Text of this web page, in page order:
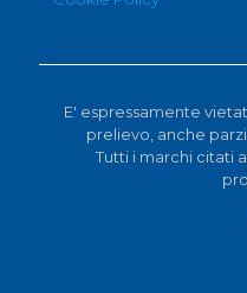
E' espressamente
prelievo, anche
Tutti i marchi citati